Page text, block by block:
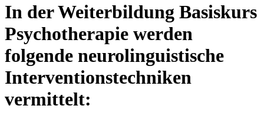
In der Weiterbildung Basiskurs
Psychotherapie werden
folgende neurolinguistische
Interventionstechniken
vermittelt: